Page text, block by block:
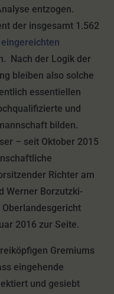
entzogen.
der insgesamt 1.562
eingereichten
Nach der Logik der
bleiben also solche
essentiellen
und
bilden.
– seit Oktober 2015
Richter am
Werner Borzutzki-
2016 zur Seite.
Gremiums
eingehende
und gesiebt